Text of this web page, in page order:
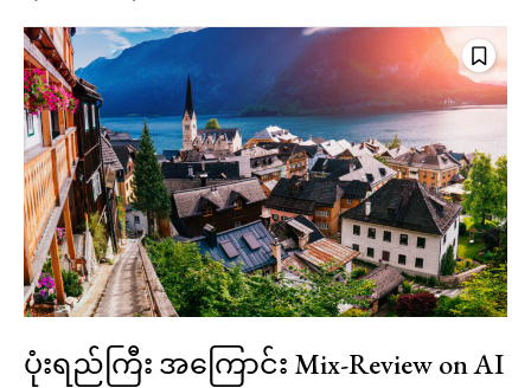
ပုံးရည်ကြီး အကြောင်း Mix-Review on AI